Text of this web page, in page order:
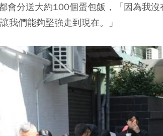
會分送大約100個蛋包飯，「因為我沒
我們能夠堅強走到現在。」